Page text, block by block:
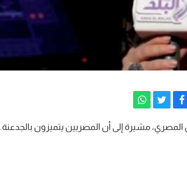
مشيرة إلى أن المصريين يتميزون بالجدعنة.